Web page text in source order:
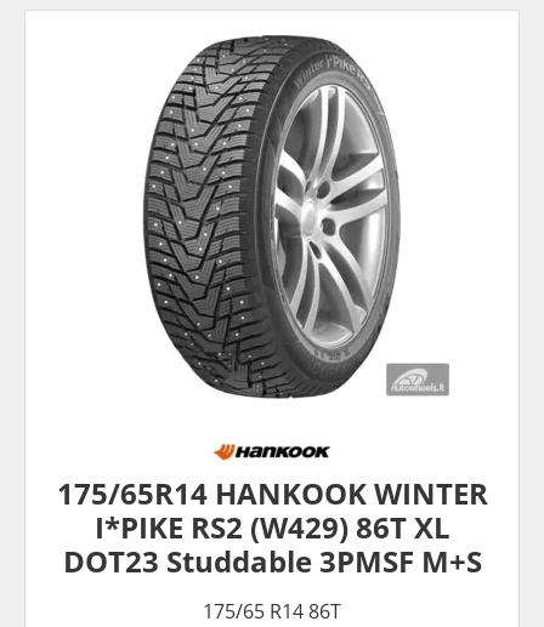
175/65R14 HANKOOK WINTER
I*PIKE RS2 (W429) 86T XL
DOT23 Studdable 3PMSF M+S
175/65 R14 86T